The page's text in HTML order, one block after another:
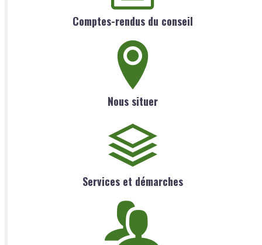
Comptes-rendus du conseil
Nous situer
Services et démarches